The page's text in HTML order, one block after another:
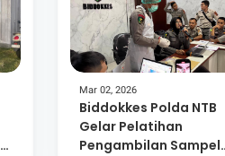
Mar 02, 2026
Biddokkes Polda NTB
Gelar Pelatihan
Pengambilan Sampel